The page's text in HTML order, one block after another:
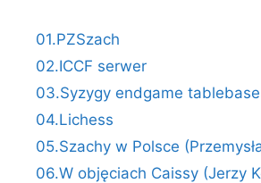
01.PZSzach
02.ICCF serwer
03.Syzygy endgame
04.Lichess
05.Szachy w Polsce
06.W objęciach Caissy (Jerzy